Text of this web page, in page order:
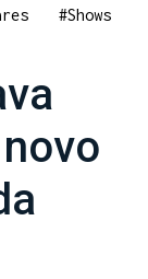
#Shows